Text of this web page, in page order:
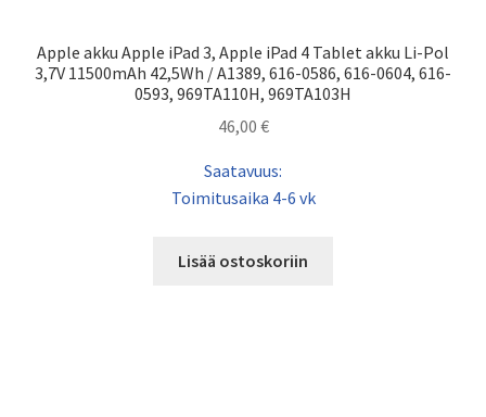
Apple akku Apple iPad 3, Apple iPad 4 Tablet akku Li-Pol
3,7V 11500mAh 42,5Wh / A1389, 616-0586, 616-0604, 616-
0593, 969TA110H, 969TA103H
46,00 €
Saatavuus:
Toimitusaika 4-6 vk
Lisää ostoskoriin